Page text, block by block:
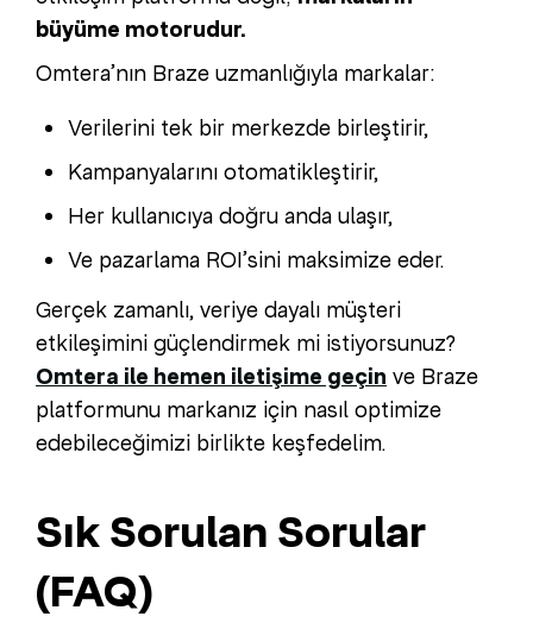
büyüme motorudur.
Omtera’nın Braze uzmanlığıyla markalar:
Verilerini tek bir merkezde birleştirir,
Kampanyalarını otomatikleştirir,
Her kullanıcıya doğru anda ulaşır,
Ve pazarlama ROI’sini maksimize eder.
Gerçek zamanlı, veriye dayalı müşteri
etkileşimini güçlendirmek mi istiyorsunuz?
Omtera ile hemen iletişime geçin ve Braze
platformunu markanız için nasıl optimize
edebileceğimizi birlikte keşfedelim.
Sık Sorulan Sorular
(FAQ)